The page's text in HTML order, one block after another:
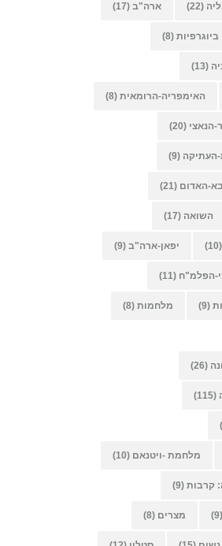
(22) ארה"ב (17)
ביוגרפיות (8)
(13)
האימפריה-הרומאית (8)
הנאצי (20)
העתיקה (9)
האדום (21)
השואה (17)
(10) יפאן-ארה"ב (9)
הפלמ"ח (11)
(9) מלחמות (8)
(26)
(115)
מלחמת -ויטנאם (10)
קרבות (9)
(9) מצרים (8)